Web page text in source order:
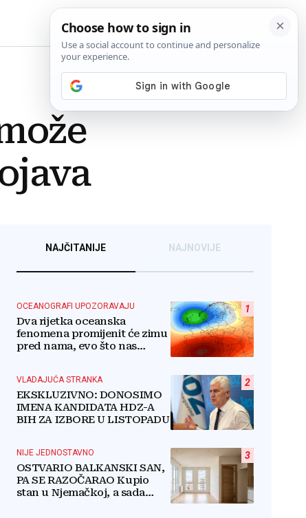
NAJČITANIJE NAJNOVIJE
1
OCEANOGRAFI UPOZORAVAJU
Dva rijetka oceanska
fenomena promijenit će zimu
pred nama, evo što nas
2
VLADAJUĆA STRANKA
EKSKLUZIVNO: DONOSIMO
IMENA KANDIDATA HDZ-A
BIH ZA IZBORE U LISTOPADU
3
NIJE JEDNOSTAVNO
OSTVARIO BALKANSKI SAN,
PA SE RAZOČARAO Kupio
stan u Njemačkoj, a sada